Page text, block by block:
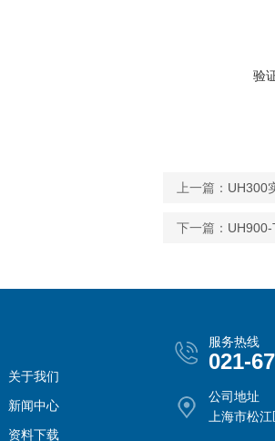
验
上一篇： UH300
下一篇：
关于我们
新闻中心
资料下载
服务热线
021-
公司地址
上海市松